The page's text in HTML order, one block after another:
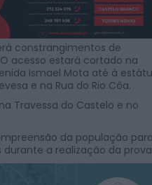
constrangimentos de
acesso estará cortado na
Ismael Mota até à
e na Rua do Rio Côa.
Travessa do Castelo e no
da população
a realização da